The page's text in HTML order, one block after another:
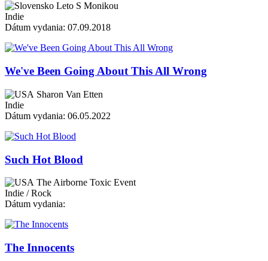
Leto S Monikou
Indie
Dátum vydania: 07.09.2018
We've Been Going About This All Wrong
Sharon Van Etten
Indie
Dátum vydania: 06.05.2022
Such Hot Blood
The Airborne Toxic Event
Indie / Rock
Dátum vydania:
The Innocents